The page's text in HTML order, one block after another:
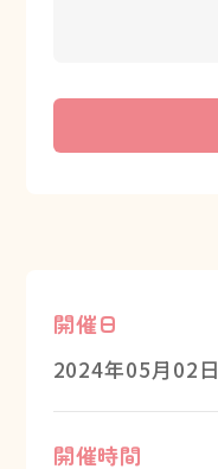
開催日
2024年05月02日
開催時間